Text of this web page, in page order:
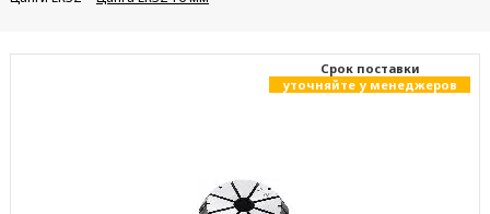
Cрок поставки
уточняйте у менеджеров